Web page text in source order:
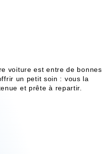
voiture est entre de bonnes
un petit soin : vous la
et prête à repartir.